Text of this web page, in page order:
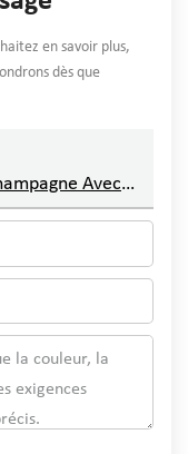
en savoir plus,
dès que
Profilé En Aluminium Anodisé Champagne Avec Finition Sablée